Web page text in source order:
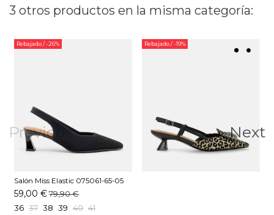
3 otros productos en la misma categoría:
Previous
Rebajado/ -26%
Salón Miss Elastic 075061-65-05
Negro
59,00 € 79,90 €
36 37 38 39 40 41
Rebajado/ -19%
Next